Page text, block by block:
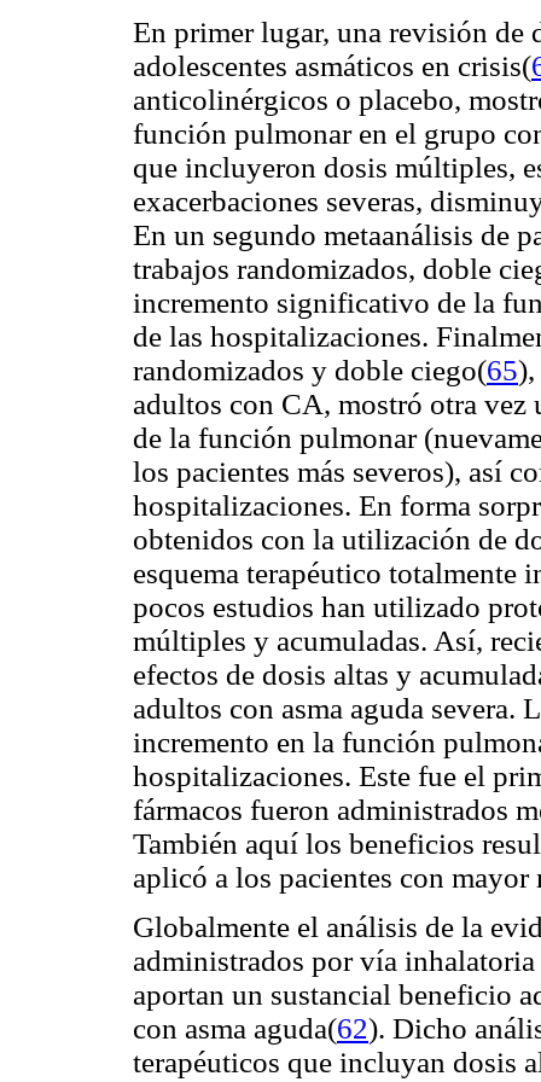
En primer lugar, una revisión de
adolescentes asmáticos en crisis(
anticolinérgicos o placebo,
función pulmonar en el grupo
que incluyeron dosis múltiples,
exacerbaciones severas,
En un segundo metaanálisis de
trabajos randomizados, doble
incremento significativo de la
de las hospitalizaciones.
randomizados y doble ciego(65),
adultos con CA, mostró otra
de la función pulmonar
los pacientes más severos), así
hospitalizaciones. En forma
obtenidos con la utilización de
esquema terapéutico totalmente
pocos estudios han utilizado
múltiples y acumuladas. Así,
efectos de dosis altas y
adultos con asma aguda severa.
incremento en la función
hospitalizaciones. Este fue el
fármacos fueron administrados
También aquí los beneficios
aplicó a los pacientes con
Globalmente el análisis de la
administrados por vía
aportan un sustancial beneficio
con asma aguda(62). Dicho
terapéuticos que incluyan dosis